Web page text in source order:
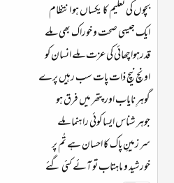
بچوں کی تعلیم کا یکساں ہو انتظام
ایک جیسی صحت و خوراک بھی ملے
قدرہواچھائی کی عزت ملے انسان کو
اونچ نیچ ذات پات سب رہیں پرے
گوہرِ نایاب اور پتھر میں فرق ہو
جوہر شناس ایسا کوئی راہنما ملے
سر زمینِ پاک کا احسان ہے تُم پر
خورشید و ماہتاب تو آئے کئی گئے